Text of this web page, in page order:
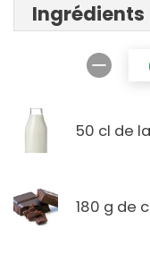
Ingrédients
50 cl de
180 g de